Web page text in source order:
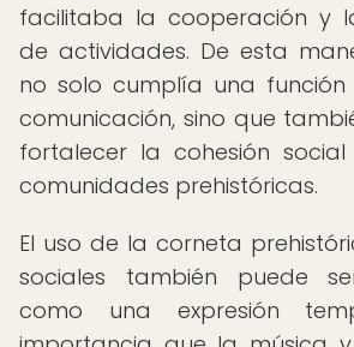
facilitaba la cooperación y
de actividades. De esta
no solo cumplía una
comunicación, sino que
fortalecer la cohesión
comunidades prehistóricas.
El uso de la corneta
sociales también puede
como una expresión